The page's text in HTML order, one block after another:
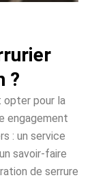
?
opter pour la
engagement
: un service
savoir-faire
de serrure